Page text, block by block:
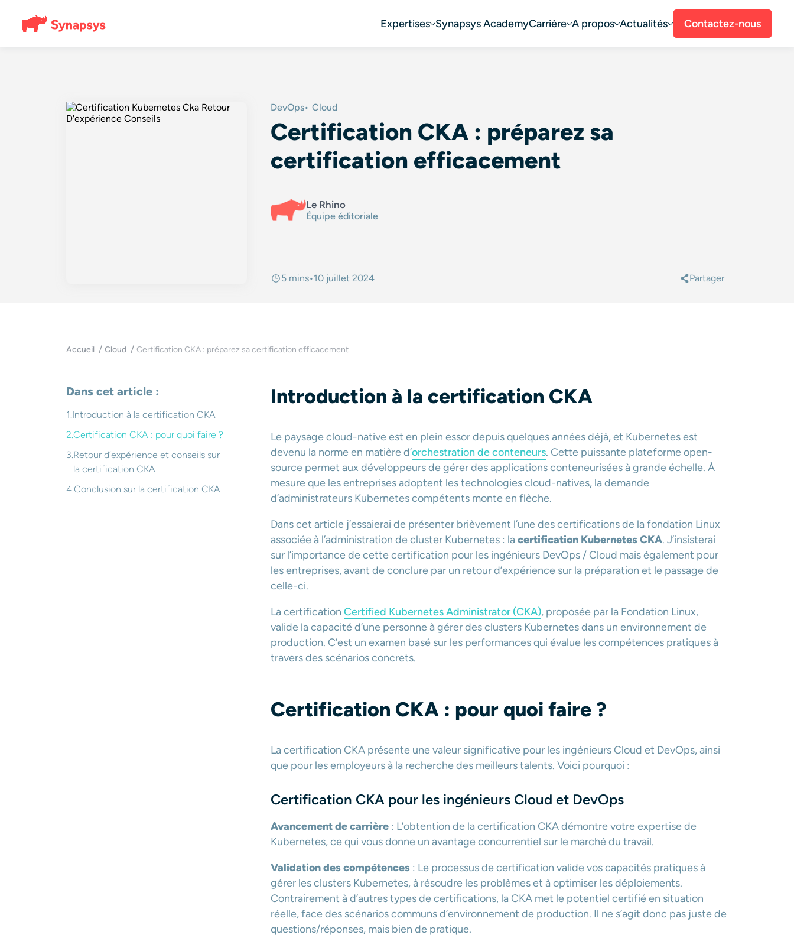
Expertises Synapsys AcademyCarrière A propos Actualités Contactez-nous
Certification CKA : préparez sa
certification efficacement
DevOps Cloud
Le Rhino
Équipe éditoriale
5 mins•10 juillet 2024 Partager
Accueil Cloud Certification CKA : préparez sa certification efficacement
Dans cet article :
Introduction à la certification CKA
Certification CKA : pour quoi faire ?
Retour d’expérience et conseils sur
la certification CKA
Conclusion sur la certification CKA
Introduction à la certification CKA
Le paysage cloud-native est en plein essor depuis quelques années déjà, et Kubernetesest
devenu la norme en matière d’orchestration de conteneurs. Cette puissante plateforme open-
source permet aux développeurs de gérer des applications conteneurisées à grande échelle. À
mesure que les entreprises adoptent les technologies cloud-natives, la demande
d’administrateurs Kubernetes compétents monte en flèche.
Dans cet article j’essaierai de présenter brièvement l’une des certifications de la fondation Linux
associée à l’administration de cluster Kubernetes : lacertification Kubernetes CKA. J’insisterai
sur l’importance de cette certification pour les ingénieurs DevOps / Cloud mais également pour
les entreprises, avant de conclure par un retour d’expérience sur la préparation et le passage de
celle-ci.
La certification Certified Kubernetes Administrator (CKA), proposée par la Fondation Linux,
valide la capacité d’une personne à gérer des clusters Kubernetes dans un environnement de
production. C’est un examen basé sur les performances qui évalue les compétences pratiques à
travers des scénarios concrets.
Certification CKA : pour quoi faire ?
La certification CKA présente une valeur significative pour les ingénieurs Cloud et DevOps, ainsi
que pour les employeurs à la recherche des meilleurs talents. Voici pourquoi :
Certification CKA pour les ingénieurs Cloud et DevOps
Avancement de carrière : L’obtention de la certification CKA démontre votre expertise de
Kubernetes, ce qui vous donne un avantage concurrentiel sur le marché du travail.
Validation des compétences : Le processus de certification valide vos capacités pratiques à
gérer les clusters Kubernetes, à résoudre les problèmes et à optimiser les déploiements.
Contrairement à d’autres types de certifications, la CKA met le potentiel certifié en situation
réelle, face des scénarios communs d’environnement de production. Il ne s’agit donc pas juste de
questions/réponses, mais bien de pratique.